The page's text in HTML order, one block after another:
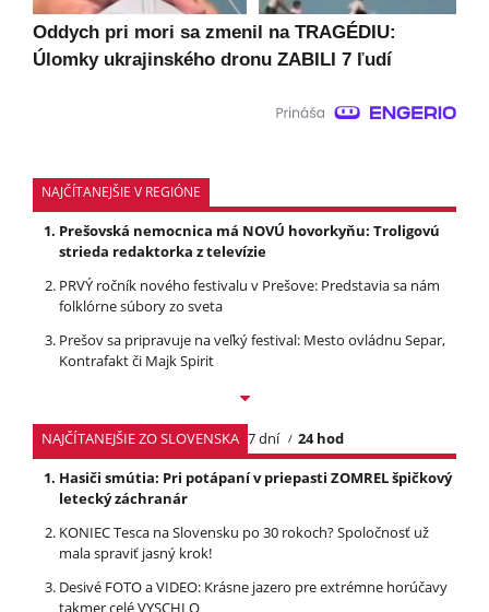
Oddych pri mori sa zmenil na TRAGÉDIU:
Úlomky ukrajinského dronu ZABILI 7 ľudí
NAJČÍTANEJŠIE V REGIÓNE
Prešovská nemocnica má NOVÚ hovorkyňu: Troligovú
strieda redaktorka z televízie
PRVÝ ročník nového festivalu v Prešove: Predstavia sa nám
folklórne súbory zo sveta
Prešov sa pripravuje na veľký festival: Mesto ovládnu Separ,
Kontrafakt či Majk Spirit
NAJČÍTANEJŠIE ZO SLOVENSKA 7 dní
24 hod
Hasiči smútia: Pri potápaní v priepasti ZOMREL špičkový
letecký záchranár
KONIEC Tesca na Slovensku po 30 rokoch? Spoločnosť už
mala spraviť jasný krok!
Desivé FOTO a VIDEO: Krásne jazero pre extrémne horúčavy